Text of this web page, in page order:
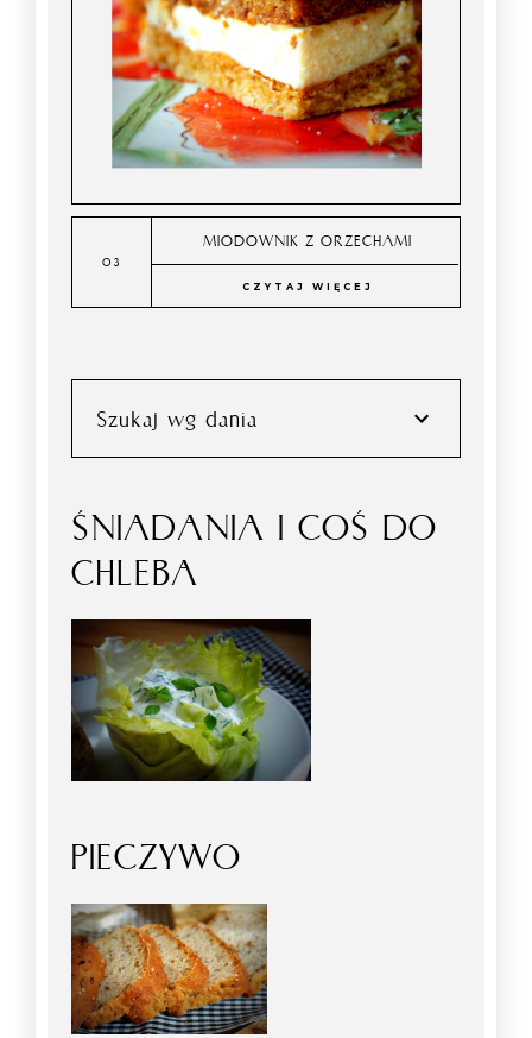
MIODOWNIK Z ORZECHAMI
CZYTAJ WIĘCEJ
Szukaj wg dania
ŚNIADANIA I COŚ DO
CHLEBA
PIECZYWO